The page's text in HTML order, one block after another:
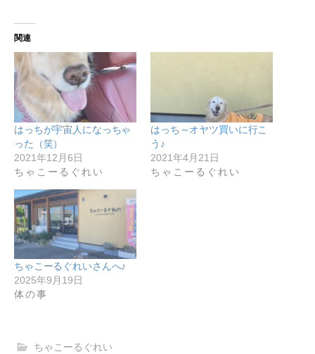
関連
はっちが宇宙人になっちゃ
った（笑）
2021年12月6日
ちゃこーるぐれい
はっち～オヤツ買いに行こ
う♪
2021年4月21日
ちゃこーるぐれい
ちゃこーるぐれいさんへ♪
2025年9月19日
体の事
ちゃこーるぐれい